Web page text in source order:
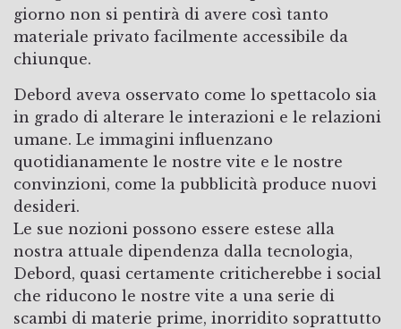
giorno non si pentirà di avere così tanto
materiale privato facilmente accessibile da
chiunque.
Debord aveva osservato come lo spettacolo sia
in grado di alterare le interazioni e le relazioni
umane. Le immagini influenzano
quotidianamente le nostre vite e le nostre
convinzioni, come la pubblicità produce nuovi
desideri.
Le sue nozioni possono essere estese alla
nostra attuale dipendenza dalla tecnologia,
Debord, quasi certamente criticherebbe i social
che riducono le nostre vite a una serie di
scambi di materie prime, inorridito soprattutto